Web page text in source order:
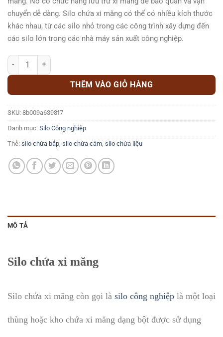
chuyển dễ dàng. Silo chứa xi măng có thể có nhiều kích thước
khác nhau, từ các silo nhỏ trong các công trình xây dựng đến
các silo lớn trong các nhà máy sản xuất công nghiệp.
Silo chứa xi măng số lượng
THÊM VÀO GIỎ HÀNG
SKU: 8b009a6398f7
Danh mục: Silo Công nghiệp
Thẻ: silo chứa bắp, silo chứa cám, silo chứa liệu
MÔ TẢ
Silo chứa xi măng
Silo chứa xi măng còn gọi là silo công nghiệp là một loại
thùng hoặc kho chứa xi măng dạng bột được sử dụng